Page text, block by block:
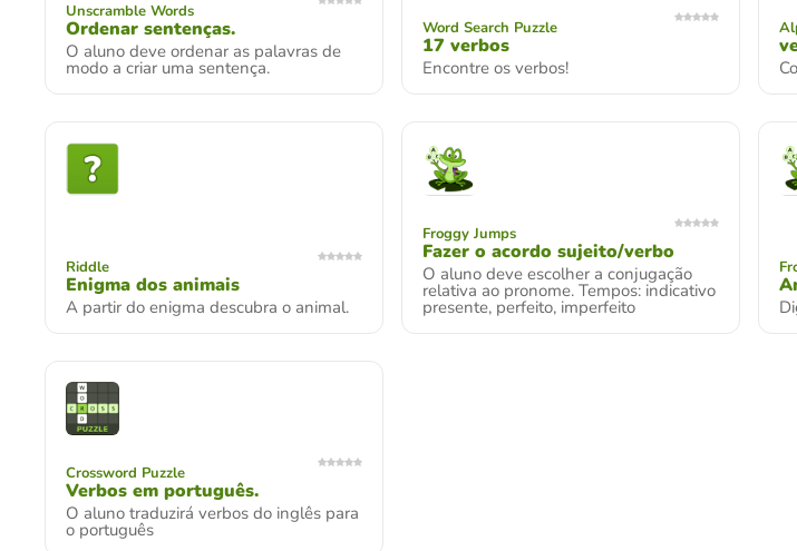
Unscramble Words
Ordenar sentenças.
O aluno deve ordenar as palavras de
modo a criar uma sentença.
Word Search Puzzle
17 verbos
Encontre os verbos!
Riddle
Enigma dos animais
A partir do enigma descubra o animal.
Froggy Jumps
Fazer o acordo sujeito/verbo
O aluno deve escolher a conjugação
relativa ao pronome. Tempos: indicativo
presente, perfeito, imperfeito
Crossword Puzzle
Verbos em português.
O aluno traduzirá verbos do inglês para
o português